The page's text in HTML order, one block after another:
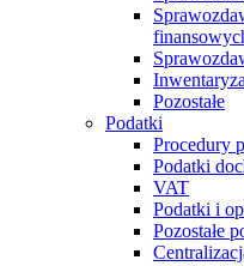
Pozostałe
Podatki
Procedury
Podatki
VAT
Podatki i
Pozostałe